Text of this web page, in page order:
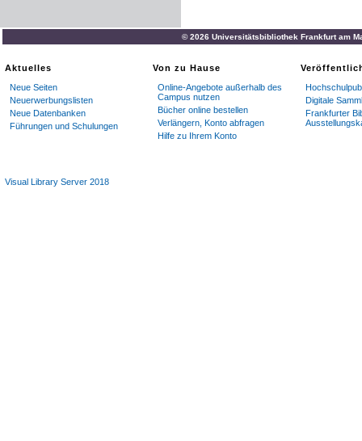
© 2026 Universitätsbibliothek Frankfurt am
Aktuelles
Neue Seiten
Neuerwerbungslisten
Neue Datenbanken
Führungen und Schulungen
Von zu Hause
Online-Angebote außerhalb des
Campus nutzen
Bücher online bestellen
Verlängern, Konto abfragen
Hilfe zu Ihrem Konto
Digitale
Frankfurter
Visual Library Server 2018